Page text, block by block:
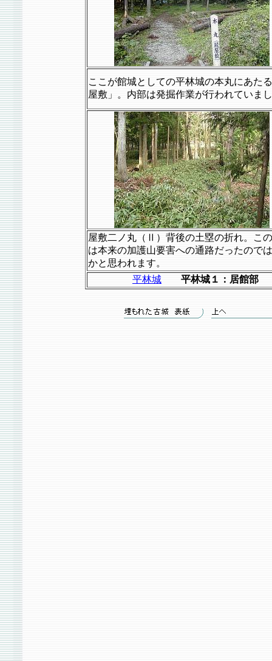
ここが館城としての平林城の本丸にあた
屋敷」。内部は発掘作業が行われていま
屋敷二ノ丸（Ⅱ）背後の土塁の折れ。こ
は本来の加護山要害への通路だったので
かと思われます。
平林城
平林城１：居館部